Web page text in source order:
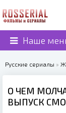
Наше
Русские сериалы »
О ЧЕМ
ВЫПУСК